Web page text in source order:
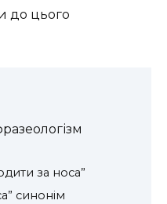
до цього
за носа”
синонім